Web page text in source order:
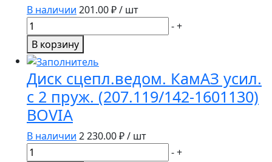
В наличии 201.00₽ / шт
Количество
товара
Втулка
ушка
рессоры
передней
КамАЗ
ЕВРО
пластик
d=38х30мм.
-+
В корзину
Диск сцепл.ведом. КамАЗ усил.
с 2 пруж. (207.119/142-1601130)
BOVIA
В наличии 2 230.00₽ / шт
Количество
-+